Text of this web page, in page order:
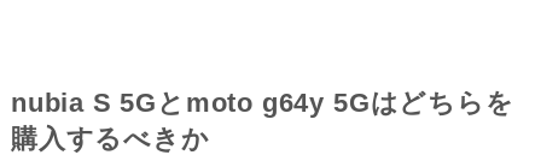
nubia S 5Gとmoto g64y 5Gはどちらを
購入するべきか